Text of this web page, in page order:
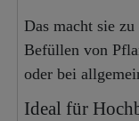
Das macht sie
Befüllen von
oder bei
Ideal für